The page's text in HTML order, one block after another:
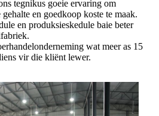
tegnikus goeie ervaring om
en goedkoop koste te maak.
en produksieskedule baie beter
wat meer as 15
vir die kliënt lewer.